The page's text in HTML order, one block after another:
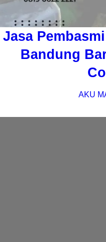
Jasa
Bandung
AKU